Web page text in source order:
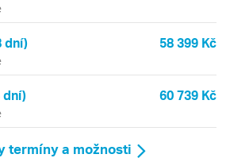
dní) 58 399 Kč
dní) 60 739 Kč
termíny a možnosti